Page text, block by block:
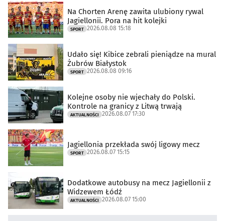
Na Chorten Arenę zawita ulubiony rywal
Jagiellonii. Pora na hit kolejki
SPORT 2026.08.08 15:18
Udało się! Kibice zebrali pieniądze na mural
Żubrów Białystok
SPORT 2026.08.08 09:16
Kolejne osoby nie wjechały do Polski.
Kontrole na granicy z Litwą trwają
AKTUALNOŚCI 2026.08.07 17:30
Jagiellonia przekłada swój ligowy mecz
SPORT 2026.08.07 15:15
Dodatkowe autobusy na mecz Jagiellonii z
Widzewem Łódź
AKTUALNOŚCI 2026.08.07 15:00